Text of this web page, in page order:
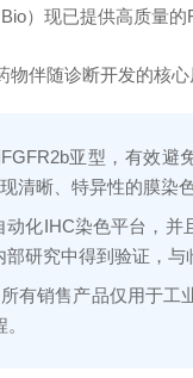
）现已提供高质量的
伴随诊断开发的核
亚型，有效
晰、特异性的膜染
化IHC染色平台，
研究中得到验证，与
有销售产品仅用于